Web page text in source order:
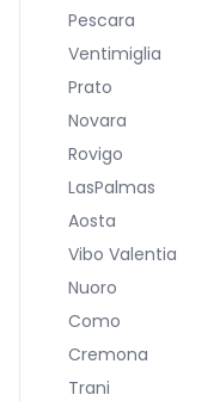
Pescara
Ventimiglia
Prato
Novara
Rovigo
LasPalmas
Aosta
Vibo Valentia
Nuoro
Como
Cremona
Trani